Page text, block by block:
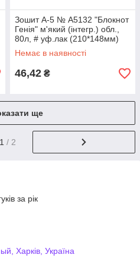
Зошит A-5 № А5132 "Блокнот
Генія" м'який (інтегр.) обл.,
80л, # уф.лак (210*148мм)
Немає в наявності
46,42 ₴
ще
1 / 2
за рік
Харків, Україна